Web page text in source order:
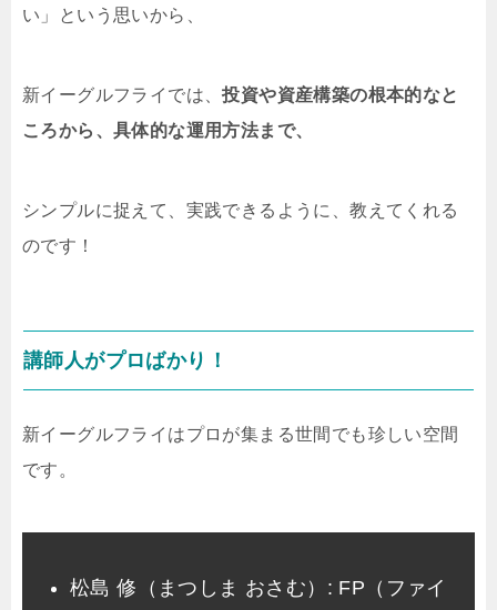
い」という思いから、
新イーグルフライでは、投資や資産構築の根本的なと
ころから、具体的な運用方法まで、
シンプルに捉えて、実践できるように、教えてくれる
のです！
講師人がプロばかり！
新イーグルフライはプロが集まる世間でも珍しい空間
です。
松島 修（まつしま おさむ）: FP（ファイ